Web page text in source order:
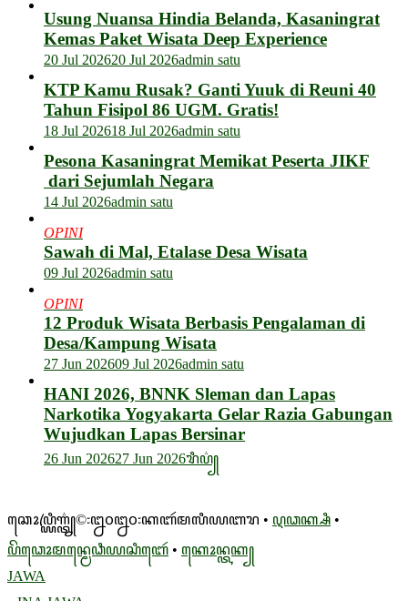
Usung Nuansa Hindia Belanda, Kasaningrat
Kemas Paket Wisata Deep Experience
20 Jul 202620 Jul 2026admin satu
KTP Kamu Rusak? Ganti Yuuk di Reuni 40
Tahun Fisipol 86 UGM. Gratis!
18 Jul 202618 Jul 2026admin satu
Pesona Kasaningrat Memikat Peserta JIKF
dari Sejumlah Negara
14 Jul 2026admin satu
OPINI
Sawah di Mal, Etalase Desa Wisata
09 Jul 2026admin satu
OPINI
12 Produk Wisata Berbasis Pengalaman di
Desa/Kampung Wisata
27 Jun 202609 Jul 2026admin satu
HANI 2026, BNNK Sleman dan Lapas
Narkotika Yogyakarta Gelar Razia Gabungan
Wujudkan Lapas Bersinar
26 Jun 202627 Jun 2026ꦫꦶꦥ꦳꧀
ꦕꦺꦴꦥ꧀ꦪꦿꦶꦒ꦳꧀ꦠ꧀©꧇꧒꧐꧒꧐꧇ꦏꦧꦂꦩꦭꦶꦪꦧꦫ • ꦉꦣꦏ꧀ꦱꦶ •
ꦥꦼꦣꦺꦴꦩꦤ꧀ꦩꦺꦣꦶꦪꦱꦶꦧꦺꦂ • ꦏꦺꦴꦤ꧀ꦠꦏ꧀
JAWA